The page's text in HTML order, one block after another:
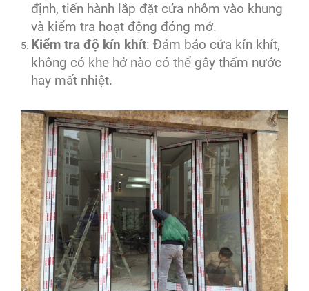
định, tiến hành lắp đặt cửa nhôm vào khung
và kiểm tra hoạt động đóng mở.
Kiểm tra độ kín khít: Đảm bảo cửa kín khít,
không có khe hở nào có thể gây thấm nước
hay mất nhiệt.